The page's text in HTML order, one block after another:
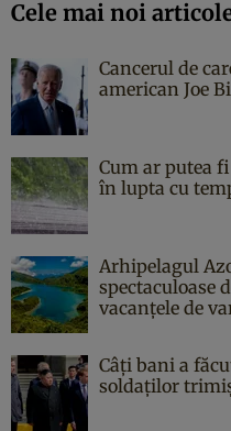
Cele mai noi
Cancerul de
american Joe
Cum ar putea
în lupta cu
Arhipelagul
spectaculoase
vacanțele de
Câți bani a
soldaților